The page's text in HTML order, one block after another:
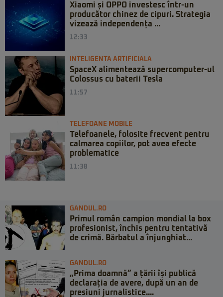
Xiaomi și OPPO investesc într-un
producător chinez de cipuri. Strategia
vizează independența ...
12:33
INTELIGENTA ARTIFICIALA
SpaceX alimentează supercomputer-ul
Colossus cu baterii Tesla
11:57
TELEFOANE MOBILE
Telefoanele, folosite frecvent pentru
calmarea copiilor, pot avea efecte
problematice
11:38
GANDUL.RO
Primul român campion mondial la box
profesionist, închis pentru tentativă
de crimă. Bărbatul a înjunghiat...
GANDUL.RO
„Prima doamnă” a țării își publică
declarația de avere, după un an de
presiuni jurnalistice....